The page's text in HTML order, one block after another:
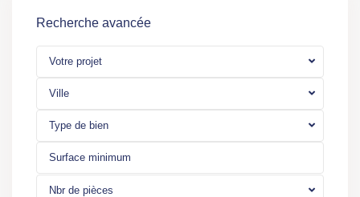
Recherche avancée
Votre projet
Ville
Type de bien
Nbr de pièces